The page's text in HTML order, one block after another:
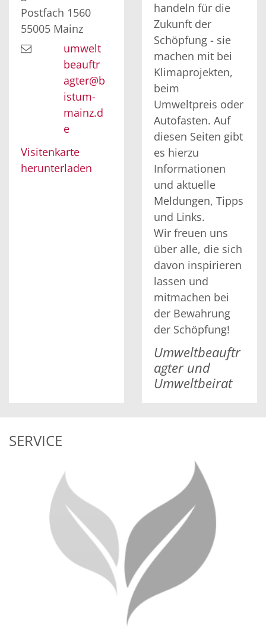
Postfach 1560
55005 Mainz
umwelt
beauftr
agter@b
istum-
mainz.d
e
Visitenkarte
herunterladen
handeln für die
Zukunft der
Schöpfung - sie
machen mit bei
Klimaprojekten,
beim
Umweltpreis oder
Autofasten. Auf
diesen Seiten gibt
es hierzu
Informationen
und aktuelle
Meldungen, Tipps
und Links.
Wir freuen uns
über alle, die sich
davon inspirieren
lassen und
mitmachen bei
der Bewahrung
der Schöpfung!
Umweltbeauftr
agter und
Umweltbeirat
SERVICE